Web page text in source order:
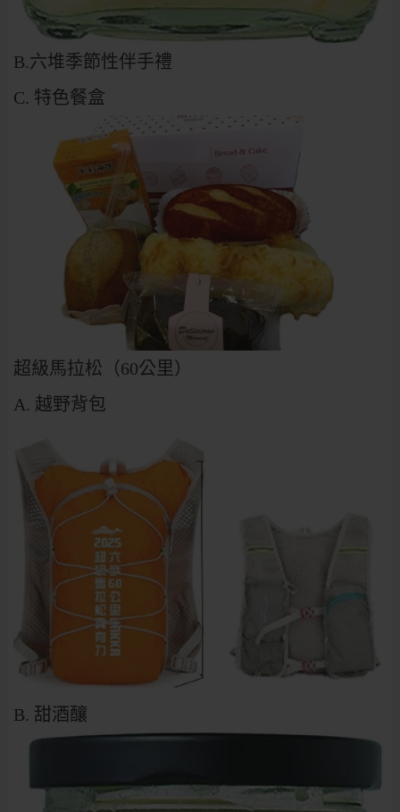
B.六堆季節性伴手禮
C. 特色餐盒
超級馬拉松（60公里）
A. 越野背包
B. 甜酒釀